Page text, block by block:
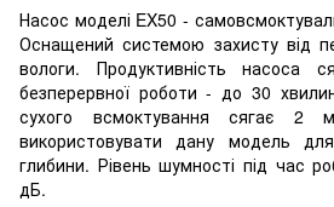
Насос моделі EX50 -
Оснащений системою захисту від
вологи. Продуктивність
безперервної роботи - до 30
сухого всмоктування сягає 2
використовувати дану модель
глибини. Рівень шумності під час
дБ.